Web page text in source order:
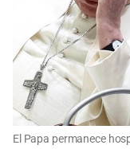
El Papa permanece